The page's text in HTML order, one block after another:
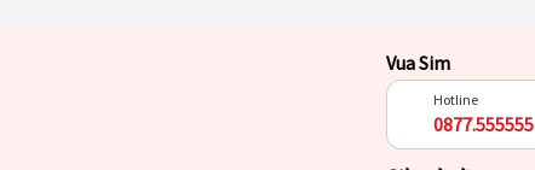
Vua Sim
Hotline
0877.555555